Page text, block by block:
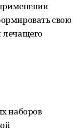
свою
наборов